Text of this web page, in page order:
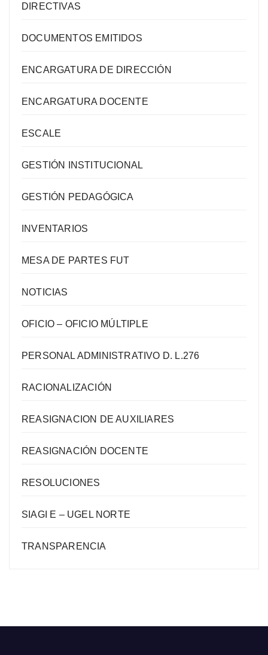
DIRECTIVAS
DOCUMENTOS EMITIDOS
ENCARGATURA DE DIRECCIÓN
ENCARGATURA DOCENTE
ESCALE
GESTIÓN INSTITUCIONAL
GESTIÓN PEDAGÓGICA
INVENTARIOS
MESA DE PARTES FUT
NOTICIAS
OFICIO – OFICIO MÚLTIPLE
PERSONAL ADMINISTRATIVO D. L.276
RACIONALIZACIÓN
REASIGNACION DE AUXILIARES
REASIGNACIÓN DOCENTE
RESOLUCIONES
SIAGI E – UGEL NORTE
TRANSPARENCIA